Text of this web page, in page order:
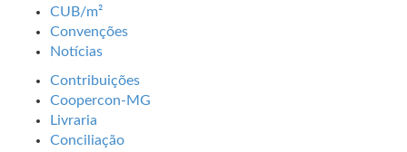
CUB/m²
Convenções
Notícias
Contribuições
Coopercon-MG
Livraria
Conciliação